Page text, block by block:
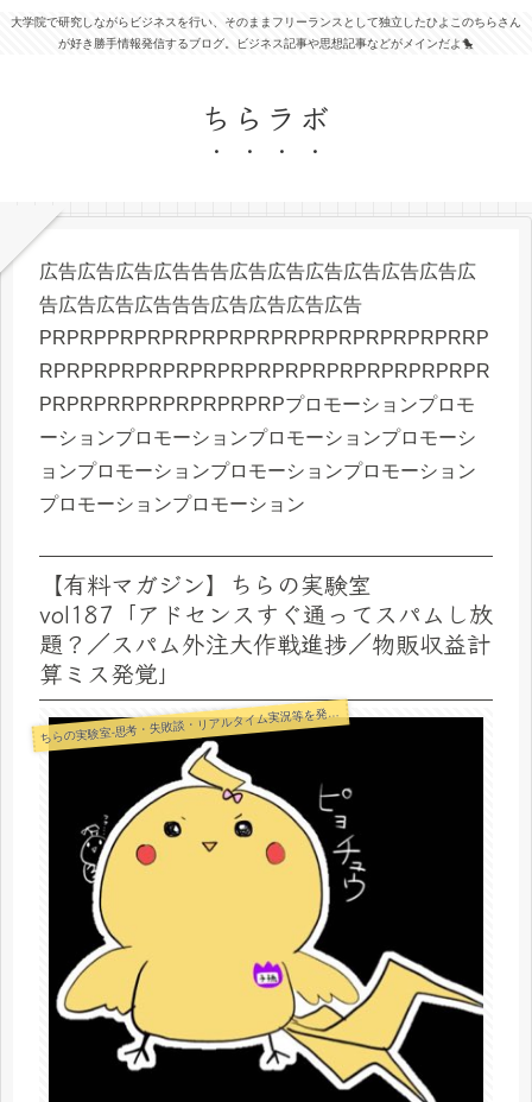
大学院で研究しながらビジネスを行い、そのままフリーランスとして独立したひよこのちらさん
が好き勝手情報発信するブログ。ビジネス記事や思想記事などがメインだよ🐤
ちらラボ
広告広告広告広告告告広告広告広告広告広告広告広
告広告広告広告告告広告広告広告広告
PRPRPPRPRPRPRPRPRPRPRPRPRPRPRPRRP
RPRPRPRPRPRPRPRPRPRPRPRPRPRPRPRPR
PRPRPRRPRPRPRPRPRPプロモーションプロモ
ーションプロモーションプロモーションプロモーシ
ョンプロモーションプロモーションプロモーション
プロモーションプロモーション
【有料マガジン】ちらの実験室
vol187「アドセンスすぐ通ってスパムし放
題？／スパム外注大作戦進捗／物販収益計
算ミス発覚」
ちらの実験室-思考・失敗談・リアルタイム実況等を発信します-